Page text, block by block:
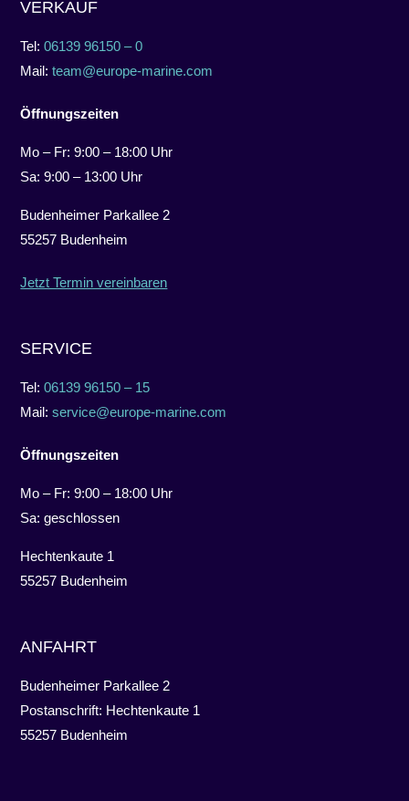
VERKAUF
Tel:06139 96150 – 0
Mail:team@europe-marine.com
Öffnungszeiten
Mo – Fr: 9:00 – 18:00 Uhr
Sa: 9:00 – 13:00 Uhr
Budenheimer Parkallee 2
55257 Budenheim
Jetzt Termin vereinbaren
SERVICE
Tel:06139 96150 – 15
Mail:service@europe-marine.com
Öffnungszeiten
Mo – Fr: 9:00 – 18:00 Uhr
Sa: geschlossen
Hechtenkaute 1
55257 Budenheim
ANFAHRT
Budenheimer Parkallee 2
Postanschrift: Hechtenkaute 1
55257 Budenheim